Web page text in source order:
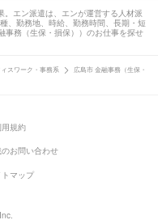
エン派遣は、エンが運営する人材派
、勤務地、時給、勤務時間、長期・短
事務（生保・損保））のお仕事を探せ
スワーク・事務系
広島市 金融事務（生保・
用規約
お問い合わせ
マップ